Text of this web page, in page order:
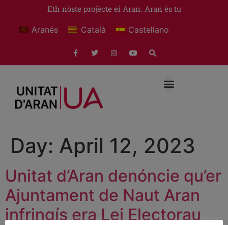
Eth nòste projècte ei Aran. Aran ès tu
Aranés Català Castellano
Day: April 12, 2023
Unitat d’Aran denóncie qu’er
Ajuntament de Naut Aran
infringís era Lei Electorau